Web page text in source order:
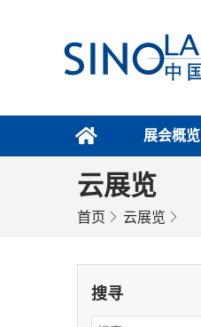
展会概览
云展览
首页 云展览
搜寻